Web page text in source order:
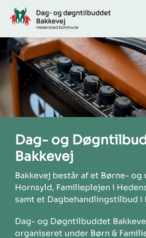
Dag- og
Bakkevej
Bakkevej består af et Børne- og
Hornsyld, Familieplejen i
samt et Dagbehandlingstilbud i
Dag- og Døgntilbuddet
organiseret under Børn &